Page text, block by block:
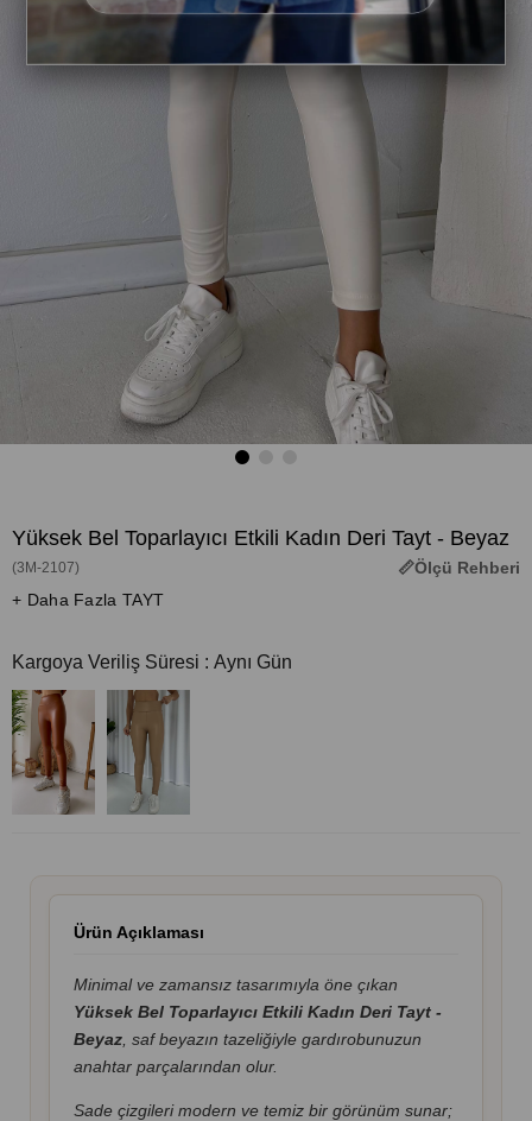
Yüksek Bel Toparlayıcı Etkili Kadın Deri Tayt - Beyaz
(3M-2107)
Ölçü Rehberi
+ Daha Fazla TAYT
Kargoya Veriliş Süresi : Aynı Gün
Ürün Açıklaması
Minimal ve zamansız tasarımıyla öne çıkan
Yüksek Bel Toparlayıcı Etkili Kadın Deri Tayt -
Beyaz , saf beyazın tazeliğiyle gardırobunuzun
anahtar parçalarından olur.
Sade çizgileri modern ve temiz bir görünüm sunar;